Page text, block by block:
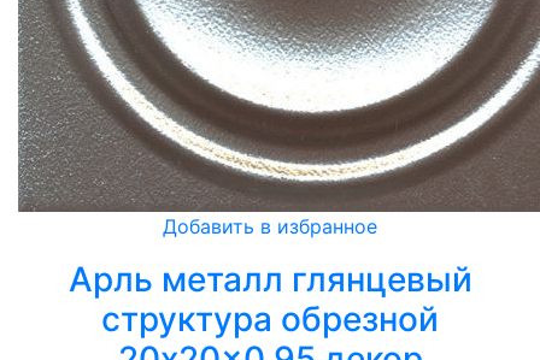
Добавить в избранное
Арль металл глянцевый
структура обрезной